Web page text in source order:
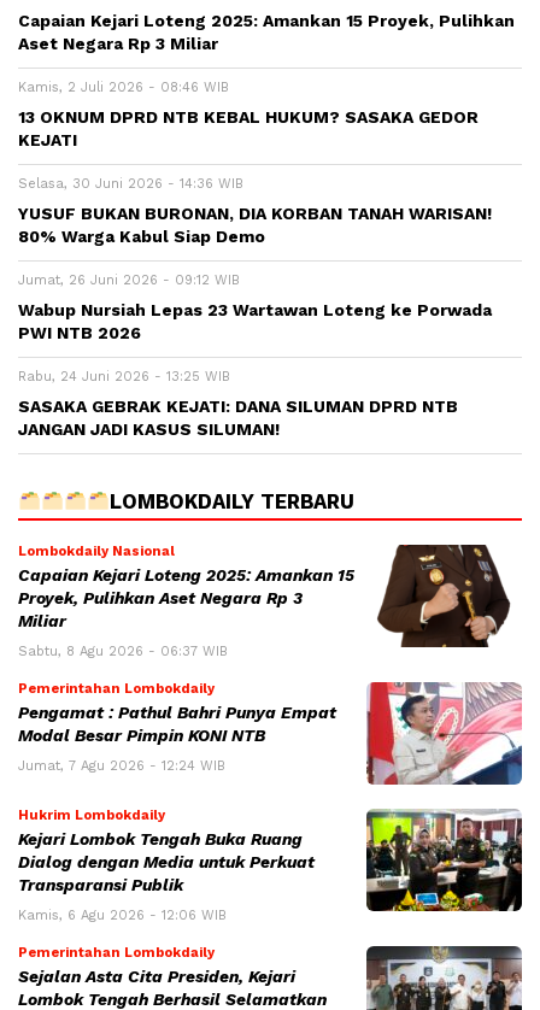
Capaian Kejari Loteng 2025: Amankan 15 Proyek, Pulihkan
Aset Negara Rp 3 Miliar
Kamis, 2 Juli 2026 - 08:46 WIB
13 OKNUM DPRD NTB KEBAL HUKUM? SASAKA GEDOR
KEJATI
Selasa, 30 Juni 2026 - 14:36 WIB
YUSUF BUKAN BURONAN, DIA KORBAN TANAH WARISAN!
80% Warga Kabul Siap Demo
Jumat, 26 Juni 2026 - 09:12 WIB
Wabup Nursiah Lepas 23 Wartawan Loteng ke Porwada
PWI NTB 2026
Rabu, 24 Juni 2026 - 13:25 WIB
SASAKA GEBRAK KEJATI: DANA SILUMAN DPRD NTB
JANGAN JADI KASUS SILUMAN!
LOMBOKDAILY TERBARU
Lombokdaily Nasional
Capaian Kejari Loteng 2025: Amankan 15
Proyek, Pulihkan Aset Negara Rp 3
Miliar
Sabtu, 8 Agu 2026 - 06:37 WIB
Pemerintahan Lombokdaily
Pengamat : Pathul Bahri Punya Empat
Modal Besar Pimpin KONI NTB
Jumat, 7 Agu 2026 - 12:24 WIB
Hukrim Lombokdaily
Kejari Lombok Tengah Buka Ruang
Dialog dengan Media untuk Perkuat
Transparansi Publik
Kamis, 6 Agu 2026 - 12:06 WIB
Pemerintahan Lombokdaily
Sejalan Asta Cita Presiden, Kejari
Lombok Tengah Berhasil Selamatkan